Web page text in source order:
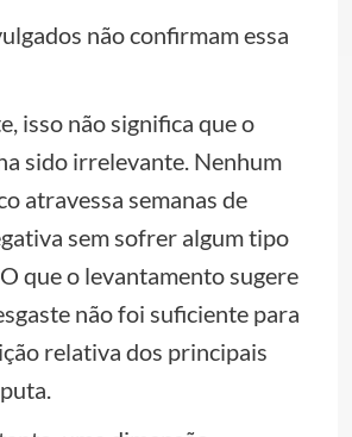
não confirmam essa
isso não significa que o
sido irrelevante. Nenhum
atravessa semanas de
sem sofrer algum tipo
que o levantamento sugere
não foi suficiente para
relativa dos principais